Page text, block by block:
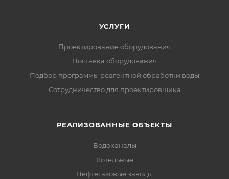
УСЛУГИ
Проектирование оборудования
Поставка оборудования
Подбор программы реагентной обработки воды
Сотрудничество для проектировщика
РЕАЛИЗОВАННЫЕ ОБЪЕКТЫ
Водоканалы
Котельные
Нефтегазовые заводы